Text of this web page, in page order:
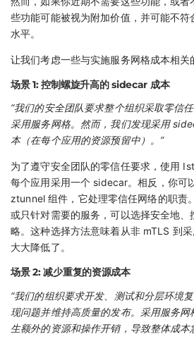
些功能可能被视为附加价值，并可能不
水平。
让我们考虑一些与实施服务网格成本相关
场景 1: 控制螺旋升高的 sidecar 成本
“我们的安全团队要求整个组织采取零信
采用服务网格。然而，我们发现采用
本（在每个应用的资源预留中）。”
为了遵守安全团队的零信任要求，使用
每个应用采用一个 sidecar。相反，你可
ztunnel 组件，它处理零信任网络的职责
或只针对需要的服务，可以选择安全地
略。这种选择方法意味着从非 mTLS 到
大大降低了。
场景 2: 减少重复的资源成本
“我们的组织要求开发、测试和分层环境
现问题并维持高质量的发布。采用服务
生额外的资源和操作开销，导致整体成本